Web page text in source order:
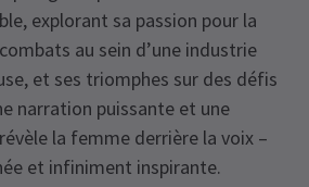
explorant sa passion pour la
au sein d’une industrie
et ses triomphes sur des défis
narration puissante et une
la femme derrière la voix –
et infiniment inspirante.